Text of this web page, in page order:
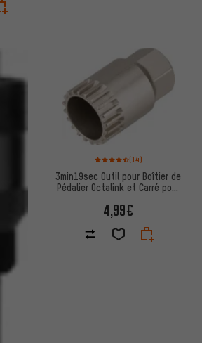
Note moyenne : 4,5 sur 5
(14)
3min19sec Outil pour Boîtier de
Pédalier Octalink et Carré pour
4,99€